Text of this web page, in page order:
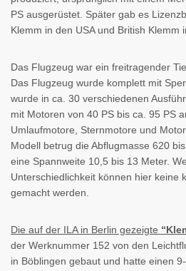
PS ausgerüstet. Später gab es
Klemm in den USA und British Klemm
Das Flugzeug war ein freitragender
Das Flugzeug wurde komplett mit
wurde in ca. 30 verschiedenen
mit Motoren von 40 PS bis ca. 95 PS
Umlaufmotore, Sternmotore und
Modell betrug die Abflugmasse 620
eine Spannweite 10,5 bis 13 Meter.
Unterschiedlichkeit können hier keine
gemacht werden.
Die auf der ILA in Berlin gezeigte
der Werknummer 152 von den
in Böblingen gebaut und hatte einen